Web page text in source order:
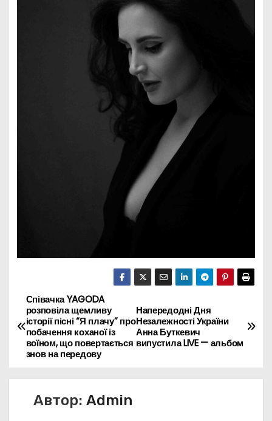
Н
а
в
и
Напередодні Дня
Незалежності України
Анна Буткевич
випустила LIVE — альбом
Співачка YAGODA
розповіла щемливу
історії пісні “Я плачу” про
побачення коханої із
воїном, що повертається
знов на передову
Автор: Admin